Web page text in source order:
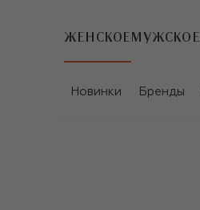
ЖЕНСКОЕ МУЖСКОЕ
Новинки Бренды